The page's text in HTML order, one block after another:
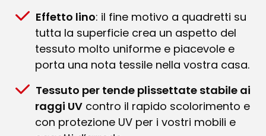
Effetto lino: il fine motivo a quadretti su
tutta la superficie crea un aspetto del
tessuto molto uniforme e piacevole e
porta una nota tessile nella vostra casa.
Tessuto per tende plissettate stabile ai
raggi UV contro il rapido scolorimento e
con protezione UV per i vostri mobili e